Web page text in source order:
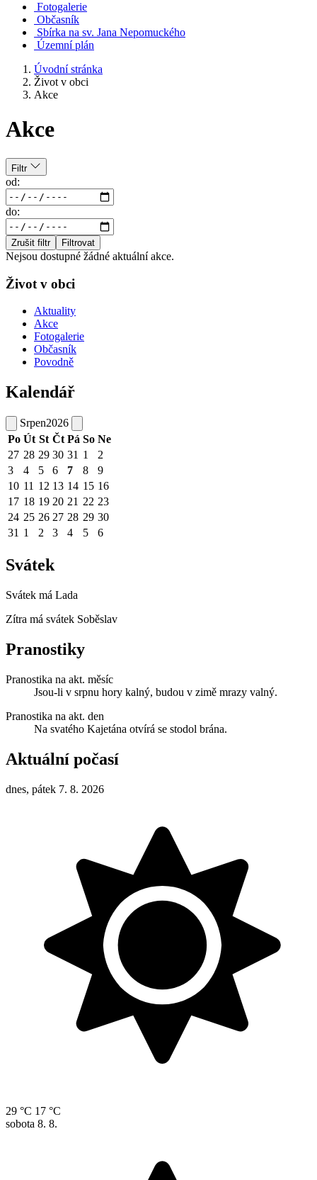
Fotogalerie
Občasník
Sbírka na sv. Jana Nepomuckého
Územní plán
Úvodní stránka
Život v obci
Akce
Akce
Filtr
od:
do:
Zrušit filtr Filtrovat
Nejsou dostupné žádné aktuální akce.
Život v obci
Aktuality
Akce
Fotogalerie
Občasník
Povodně
Kalendář
Srpen2026
Po Út St Čt Pá So Ne
27 28 29 30 31 1
2
3
4 5 6 7 8
9
10 11 12 13 14 15 16
17 18 19 20 21 22 23
24 25 26 27 28 29 30
31 1 2 3 4 5 6
Svátek
Svátek má Lada
Zítra má svátek Soběslav
Pranostiky
Pranostika na akt. měsíc
Jsou-li v srpnu hory kalný, budou v zimě mrazy valný.
Pranostika na akt. den
Na svatého Kajetána otvírá se stodol brána.
Aktuální počasí
dnes, pátek 7. 8. 2026
29 °C 17 °C
sobota 8. 8.